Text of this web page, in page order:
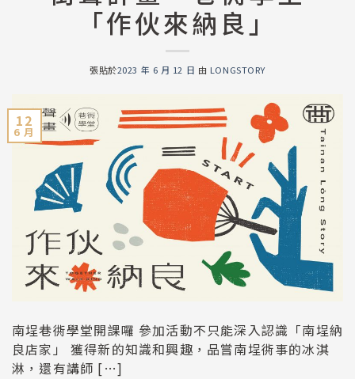
「作伙來納良」
張貼於2023 年 6 月 12 日 由 LONGSTORY
12
6 月
南埕巷衖學堂開課囉 參加活動不只能深入認識「南埕納
良店家」 獲得新的知識和興趣，品嘗南埕衖事的冰淇
淋，還有講師 […]